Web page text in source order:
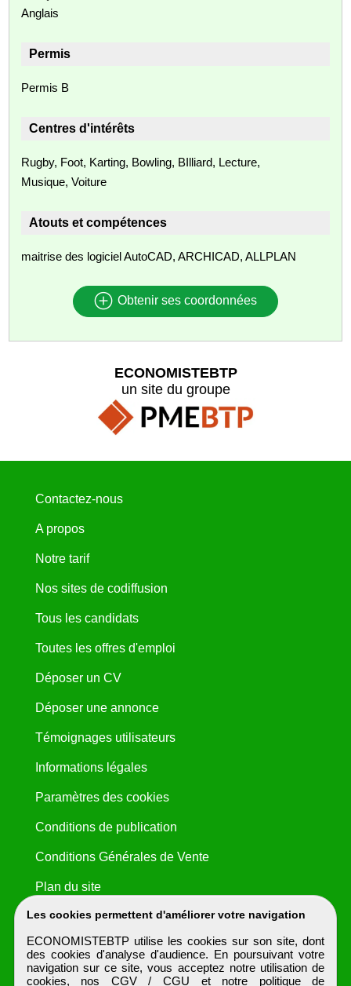
Anglais
Permis
Permis B
Centres d'intérêts
Rugby, Foot, Karting, Bowling, BIlliard, Lecture,
Musique, Voiture
Atouts et compétences
maitrise des logiciel AutoCAD, ARCHICAD, ALLPLAN
Obtenir ses coordonnées
Les cookies permettent d'améliorer votre navigation
ECONOMISTEBTP utilise les cookies sur son site, dont
des cookies d'analyse d'audience. En poursuivant votre
navigation sur ce site, vous acceptez notre utilisation de
cookies, nos CGV / CGU et notre politique de
ECONOMISTEBTP
un site du groupe
Contactez-nous
A propos
Notre tarif
Nos sites de codiffusion
Tous les candidats
Toutes les offres d'emploi
Déposer un CV
Déposer une annonce
Témoignages utilisateurs
Informations légales
Paramètres des cookies
Conditions de publication
Conditions Générales de Vente
Plan du site